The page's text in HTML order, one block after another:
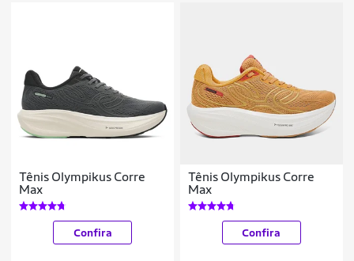
Tênis Olympikus Corre
Max
Confira
Tênis Olympikus Corre
Max
Confira